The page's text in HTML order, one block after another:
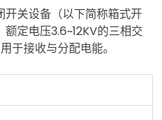
开关设备（以下简称箱式开
定电压3.6~12KV的三相交
于接收与分配电能。